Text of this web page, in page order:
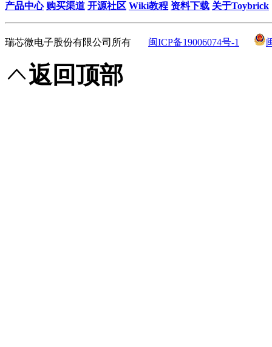
产品中心 购买渠道 开源社区 Wiki教程 资料下载 关于Toybrick
瑞芯微电子股份有限公司所有 闽ICP备19006074号-1
返回顶部